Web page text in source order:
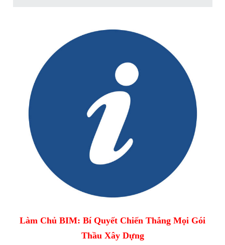
Làm Chủ BIM: Bí Quyết Chiến Thắng Mọi Gói
Thầu Xây Dựng